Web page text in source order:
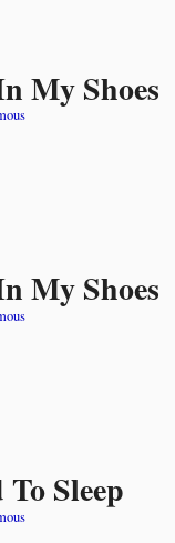
My Shoes
My Shoes
Sleep